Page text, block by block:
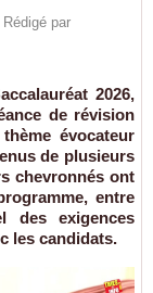
par
2026,
de révision
évocateur
de plusieurs
chevronnés ont
entre
des exigences
les candidats.